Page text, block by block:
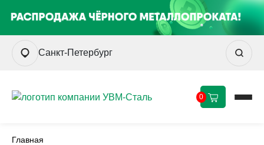
Санкт-Петербург
0
Главная